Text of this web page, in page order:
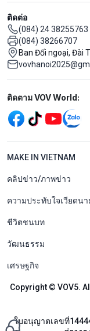
ติดต่อ
(084) 24 38255763
(084) 38266707
Ban Đối ngoại, Đài
Mạng xã hội
ติดตาม VOV World:
menu footer
MAKE IN VIETNAM
คลิปข่าว/ภาพข่าว
ความประทับใจเวียดน
ชีวิตชนบท
วัฒนธรรม
เศรษฐกิจ
Copyright © VOV5.
ใบอนุญาตเลขที่